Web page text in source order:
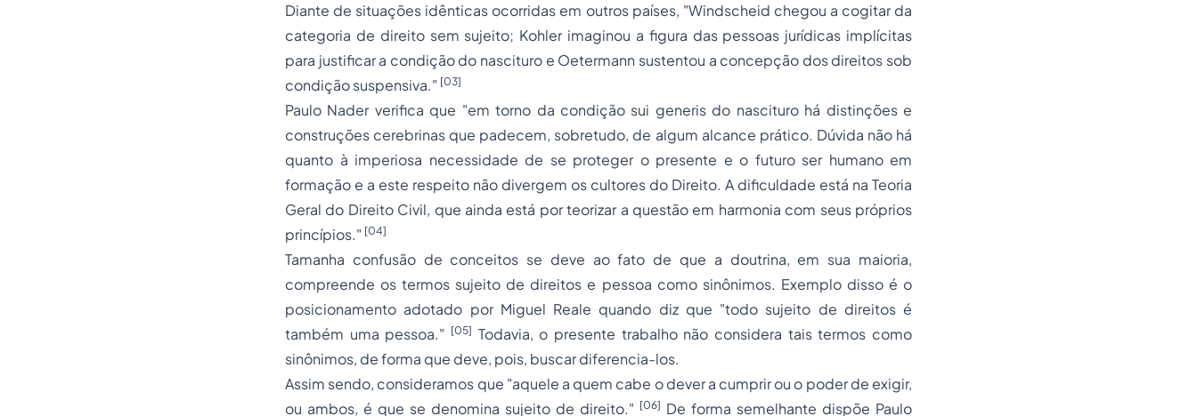
Diante de situações idênticas ocorridas em outros países, "Windscheid chegou a cogitar da
categoria de direito sem sujeito; Kohler imaginou a figura das pessoas jurídicas implícitas
para justificar a condição do nascituro e Oetermann sustentou a concepção dos direitos sob
condição suspensiva." [03]
Paulo Nader verifica que "em torno da condição sui generisdo nascituro há distinções e
construções cerebrinas que padecem, sobretudo, de algum alcance prático. Dúvida não há
quanto à imperiosa necessidade de se proteger o presente e o futuro ser humano em
formação e a este respeito não divergem os cultores do Direito. A dificuldade está na Teoria
Geral do Direito Civil, que ainda está por teorizar a questão em harmonia com seus próprios
princípios." [04]
Tamanha confusão de conceitos se deve ao fato de que a doutrina, em sua maioria,
compreende os termos sujeito de direitos e pessoa como sinônimos. Exemplo disso é o
posicionamento adotado por Miguel Reale quando diz que "todo sujeito de direitos é
também uma pessoa." [05] Todavia, o presente trabalho não considera tais termos como
sinônimos, de forma que deve, pois, buscar diferencia-los.
Assim sendo, consideramos que "aquele a quem cabe o dever a cumprir ou o poder de exigir,
ou ambos, é que se denomina sujeito de direito." [06] De forma semelhante dispõe Paulo